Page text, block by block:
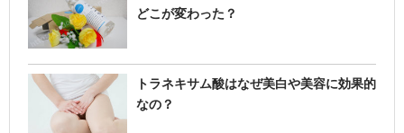
どこが変わった？
トラネキサム酸はなぜ美白や美容に効果的
なの？